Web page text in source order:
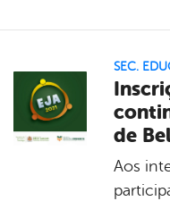
SEC.
de
Aos